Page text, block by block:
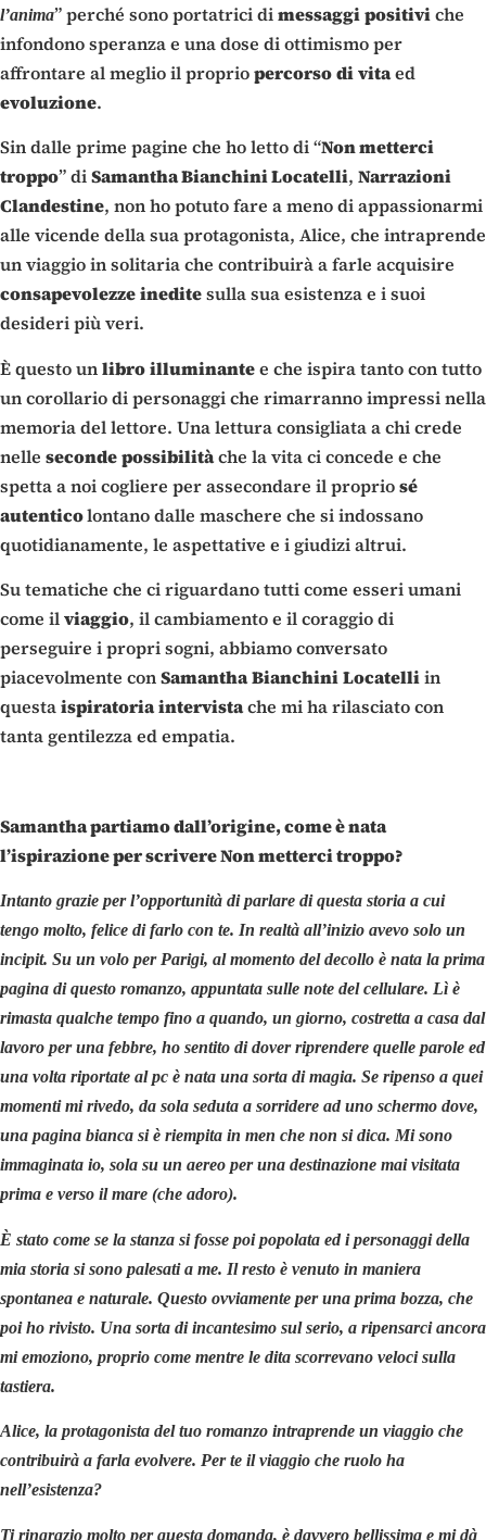
l’anima” perché sono portatrici dimessaggipositiviche
infondono speranza e una dose di ottimismo per
affrontare al meglio il propriopercorsodivitaed
evoluzione.
Sin dalle prime pagine che ho letto di “Non metterci
troppo” diSamantha Bianchini Locatelli, Narrazioni
Clandestine, non ho potuto fare a meno di appassionarmi
alle vicende della sua protagonista, Alice, che intraprende
un viaggio in solitaria che contribuirà a farle acquisire
consapevolezzeineditesulla sua esistenza e i suoi
desideri più veri.
È questo unlibroilluminantee che ispira tanto con tutto
un corollario di personaggi che rimarranno impressi nella
memoria del lettore. Una lettura consigliata a chi crede
nelle secondepossibilitàche la vita ci concede e che
spetta a noi cogliere per assecondare il propriosé
autenticolontano dalle maschere che si indossano
quotidianamente, le aspettative e i giudizi altrui.
Su tematiche che ci riguardano tutti come esseri umani
come ilviaggio, il cambiamento e il coraggio di
perseguire i propri sogni, abbiamo conversato
piacevolmente conSamanthaBianchiniLocatelliin
questaispiratoriaintervistache mi ha rilasciato con
tanta gentilezza ed empatia.
Samantha partiamo dall’origine, come è nata
l’ispirazione per scrivere Non metterci troppo?
Intanto grazie per l’opportunità di parlare di questa storia a cui
tengo molto, felice di farlo con te. In realtà all’inizio avevo solo un
incipit. Su un volo per Parigi, al momento del decollo è nata la prima
pagina di questo romanzo, appuntata sulle note del cellulare. Lì è
rimasta qualche tempo fino a quando, un giorno, costretta a casa dal
lavoro per una febbre, ho sentito di dover riprendere quelle parole ed
una volta riportate al pc è nata una sorta di magia. Se ripenso a quei
momenti mi rivedo, da sola seduta a sorridere ad uno schermo dove,
una pagina bianca si è riempita in men che non si dica. Mi sono
immaginata io, sola su un aereo per una destinazione mai visitata
prima e verso il mare (che adoro).
È stato come se la stanza si fosse poi popolata ed i personaggi della
mia storia si sono palesati a me. Il resto è venuto in maniera
spontanea e naturale. Questo ovviamente per una prima bozza, che
poi ho rivisto. Una sorta di incantesimo sul serio, a ripensarci ancora
mi emoziono, proprio come mentre le dita scorrevano veloci sulla
tastiera.
Alice, la protagonista del tuo romanzo intraprende un viaggio che
contribuirà a farla evolvere. Per te il viaggio che ruolo ha
nell’esistenza?
Ti ringrazio molto per questa domanda, è davvero bellissima e mi dà